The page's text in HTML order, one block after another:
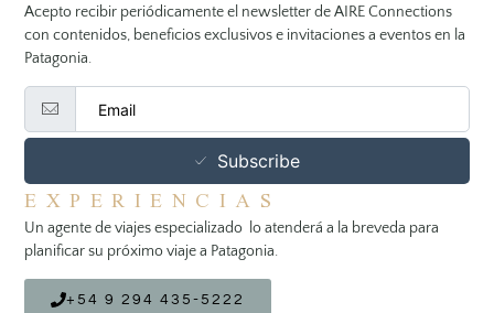
Acepto recibir periódicamente el newsletter de AIRE Connections
con contenidos, beneficios exclusivos e invitaciones a eventos en la
Patagonia.
Subscribe
EXPERIENCIAS
Un agente de viajes especializado lo atenderá a la breveda para
planificar su próximo viaje a Patagonia.
+54 9 294 435-5222